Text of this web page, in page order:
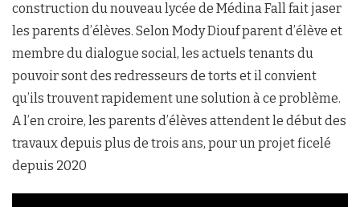
construction du nouveau lycée de Médina Fall fait jaser
les parents d’élèves. Selon Mody Diouf parent d’élève et
membre du dialogue social, les actuels tenants du
pouvoir sont des redresseurs de torts et il convient
qu’ils trouvent rapidement une solution à ce problème.
A l’en croire, les parents d’élèves attendent le début des
travaux depuis plus de trois ans, pour un projet ficelé
depuis 2020